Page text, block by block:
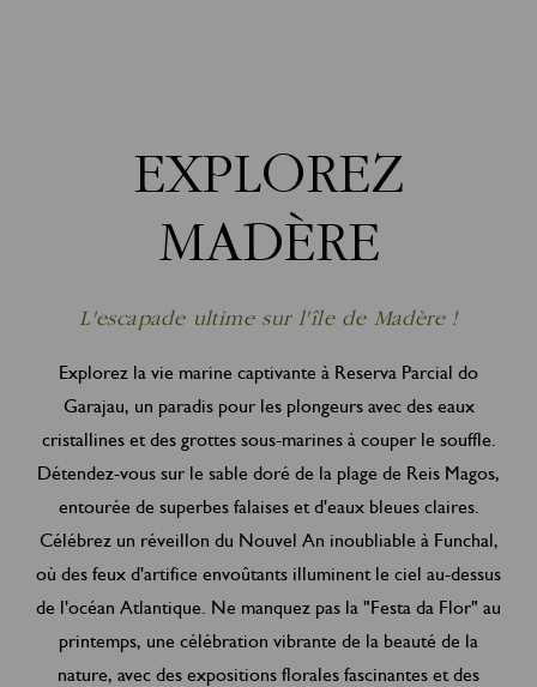
EXPLOREZ
MADÈRE
L'escapade ultime sur l'île de Madère !
Explorez la vie marine captivante à Reserva Parcial do
Garajau, un paradis pour les plongeurs avec des eaux
cristallines et des grottes sous-marines à couper le souffle.
Détendez-vous sur le sable doré de la plage de Reis Magos,
entourée de superbes falaises et d'eaux bleues claires.
Célébrez un réveillon du Nouvel An inoubliable à Funchal,
où des feux d'artifice envoûtants illuminent le ciel au-dessus
de l'océan Atlantique. Ne manquez pas la "Festa da Flor" au
printemps, une célébration vibrante de la beauté de la
nature, avec des expositions florales fascinantes et des